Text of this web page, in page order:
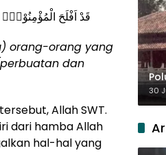
قَدْ اَفْلَحَ الْمُؤْمِنُوْنَۙ ۝١ الَّذِيْنَ هُمْ فِيْ صَلَاتِهِمْ خٰشِعُوْنَ ۝٢ وَالَّذِيْنَ هُمْ عَنِ اللَّغْوِ مُعْرِضُوْنَۙ ۝٣
orang-orang yang
dan
tersebut, Allah SWT.
dari hamba Allah
hal-hal yang
30